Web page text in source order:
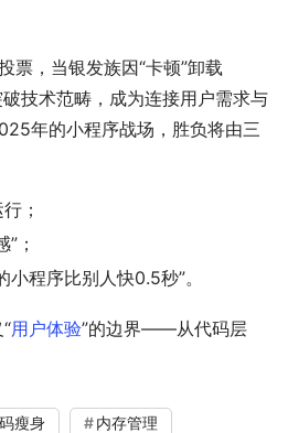
票，当银发族因“卡顿”卸载
技术范畴，成为连接用户需求与
年的小程序战场，胜负将由三
；
；
程序比别人快0.5秒”。
用户体验”的边界——从代码层
瘦身
内存管理